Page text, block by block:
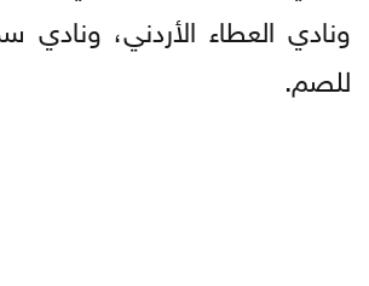
ونادي العطاء الأردني، ونادي
للصم.